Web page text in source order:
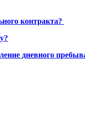
контракта?
дневного